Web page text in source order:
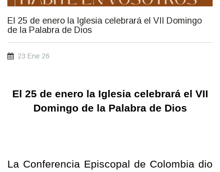
El 25 de enero la Iglesia celebrará el VII Domingo
de la Palabra de Dios
23 Ene 26
El 25 de enero la Iglesia celebrará el VII
Domingo de la Palabra de Dios
La Conferencia Episcopal de Colombia dio